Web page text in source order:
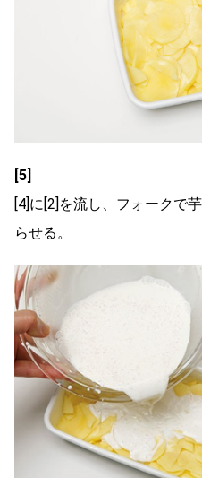
[5]
[4]に[2] を流し、フォークで
らせる。